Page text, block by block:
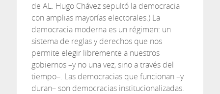
de AL. Hugo Chávez sepultó la democracia
con amplias mayorías electorales.) La
democracia moderna es un régimen: un
sistema de reglas y derechos que nos
permite elegir libremente a nuestros
gobiernos –y no una vez, sino a través del
tiempo–. Las democracias que funcionan –y
duran– son democracias institucionalizadas.